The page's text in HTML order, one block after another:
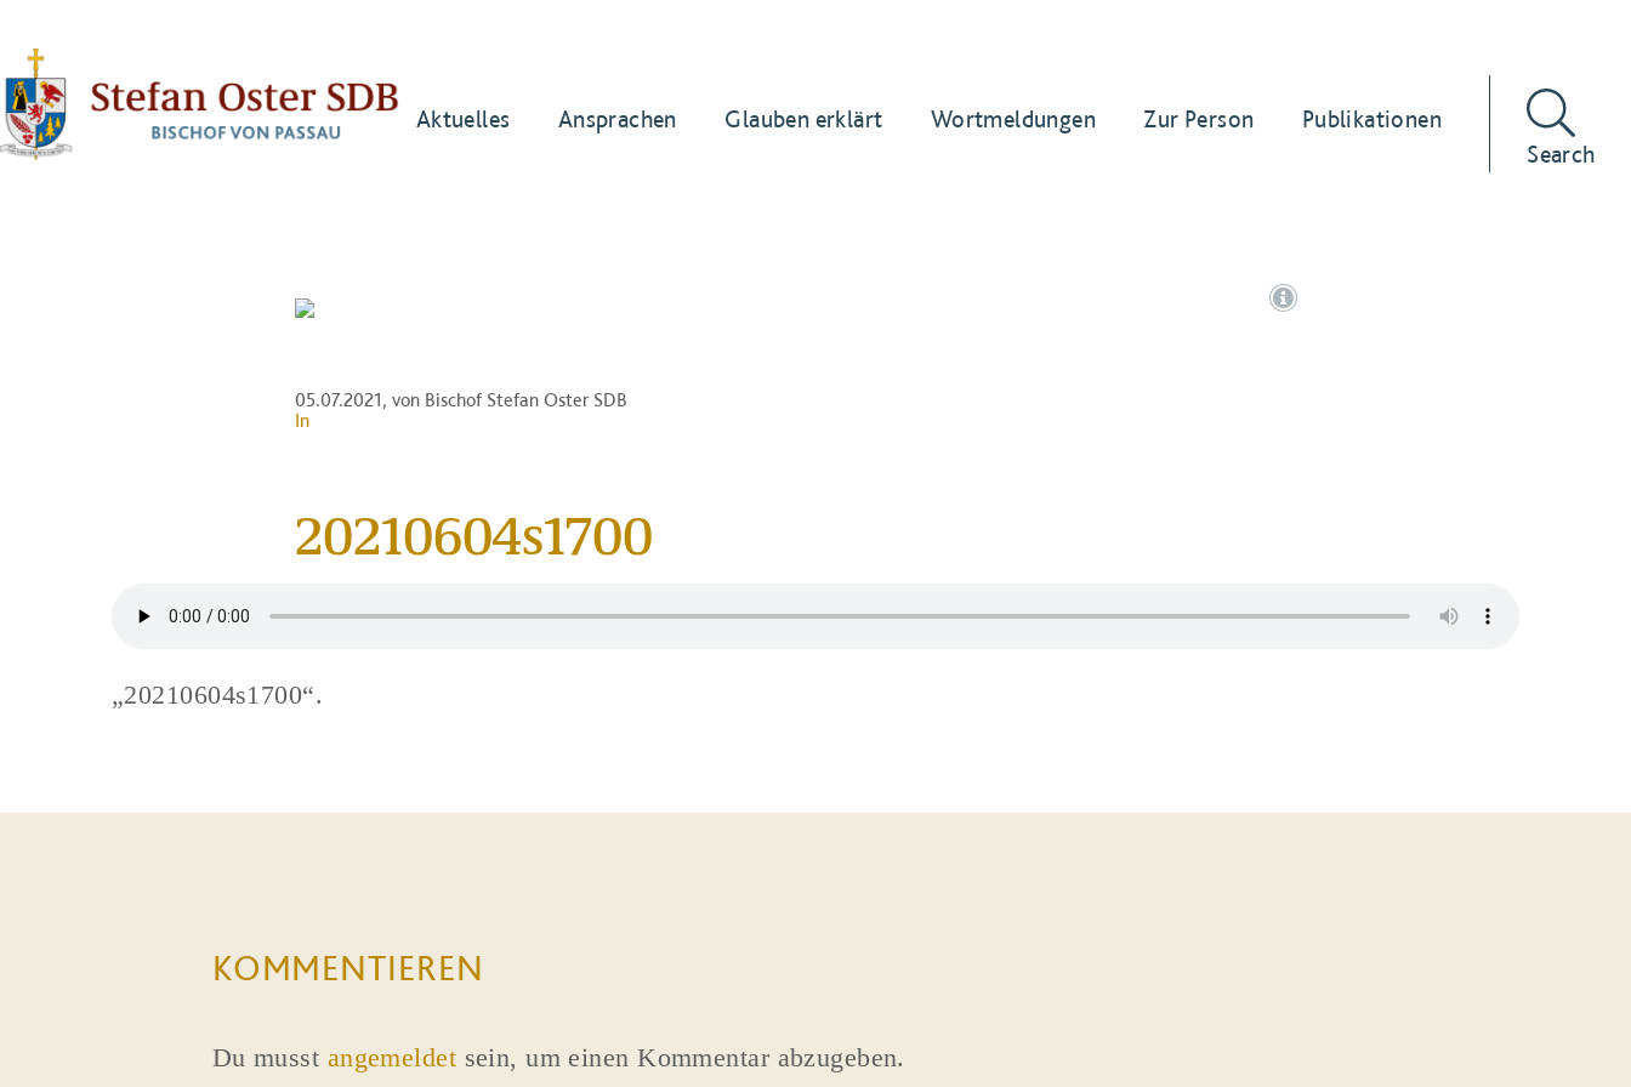
Aktuelles Ansprachen Glauben erklärt Wortmeldungen Zur Person
Publikationen
Search
05.07.2021, von Bischof Stefan Oster SDB
In
20210604s1700
„20210604s1700“.
KOMMENTIEREN
Du musst angemeldet sein, um einen Kommentar abzugeben.